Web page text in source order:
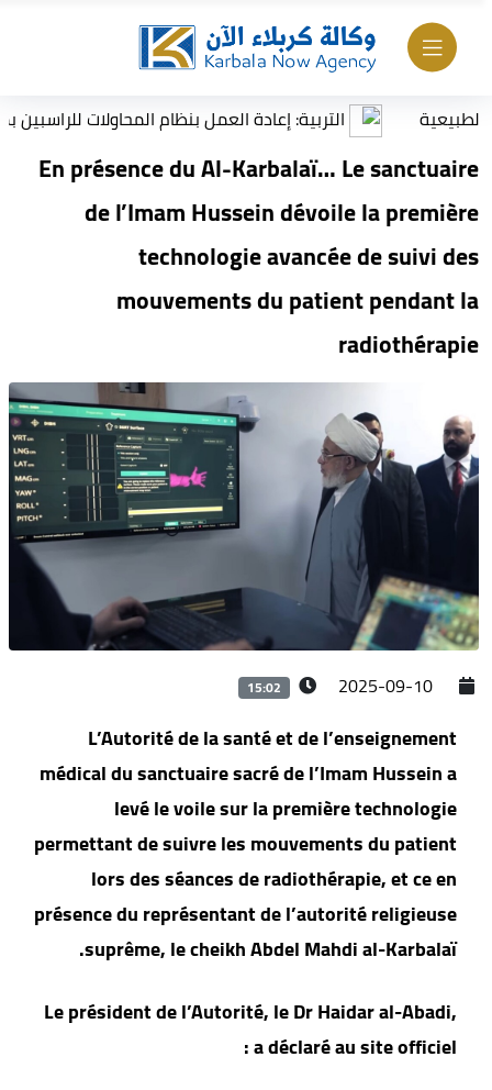
التربية: إعادة العمل بنظام المحاولات للراسبين بمادة
En présence du Al-Karbalaï… Le sanctuaire
de l’Imam Hussein dévoile la première
technologie avancée de suivi des
mouvements du patient pendant la
radiothérapie
2025-09-10
15:02
L’Autorité de la santé et de l’enseignement
médical du sanctuaire sacré de l’Imam Hussein a
levé le voile sur la première technologie
permettant de suivre les mouvements du patient
lors des séances de radiothérapie, et ce en
présence du représentant de l’autorité religieuse
suprême, le cheikh Abdel Mahdi al-Karbalaï.
Le président de l’Autorité, le Dr Haidar al-Abadi,
a déclaré au site officiel :